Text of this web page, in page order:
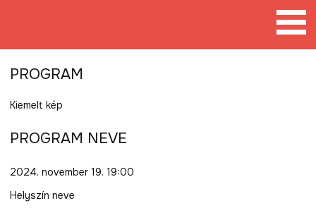
PROGRAM
Kiemelt kép
PROGRAM NEVE
2024. november 19. 19:00
Helyszín neve